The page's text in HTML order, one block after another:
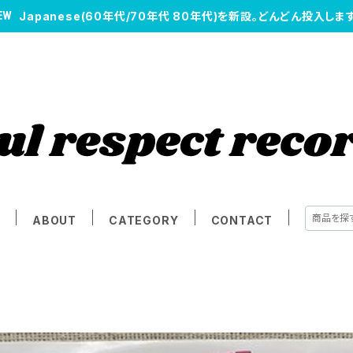
Japanese(60年代/70年代 80年代)を新設。どんどん投入します
ABOUT CATEGORY CONTACT